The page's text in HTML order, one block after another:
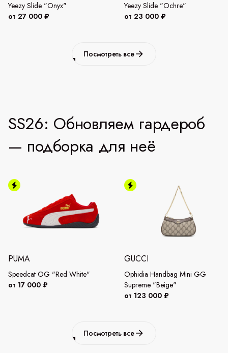
Yeezy Slide "Onyx"
от 27 000 ₽
Yeezy Slide "Ochre"
от 23 000 ₽
Посмотреть все
SS26: Обновляем гардероб
— подборка для неё
PUMA
Speedcat OG "Red White"
от 17 000 ₽
GUCCI
Ophidia Handbag Mini GG
Supreme "Beige"
от 123 000 ₽
Посмотреть все